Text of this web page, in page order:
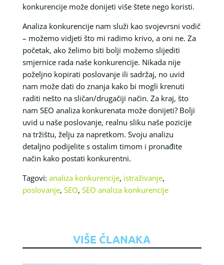
konkurencije može donijeti više štete nego koristi.
Analiza konkurencije nam služi kao svojevrsni vodič
– možemo vidjeti što mi radimo krivo, a oni ne. Za
početak, ako želimo biti bolji možemo slijediti
smjernice rada naše konkurencije. Nikada nije
poželjno kopirati poslovanje ili sadržaj, no uvid
nam može dati do znanja kako bi mogli krenuti
raditi nešto na sličan/drugačiji način. Za kraj, što
nam SEO analiza konkurenata može donijeti? Bolji
uvid u naše poslovanje, realnu sliku naše pozicije
na tržištu, želju za napretkom. Svoju analizu
detaljno podijelite s ostalim timom i pronađite
način kako postati konkurentni.
Tagovi: analiza konkurencije, istraživanje,
poslovanje, SEO, SEO analiza konkurencije
VIŠE ČLANAKA